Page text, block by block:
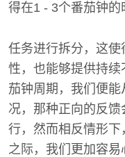
得在1 - 3个番茄钟的
任务进行拆分，这
性，也能够提供持
茄钟周期，我们便
况，那种正向的反
行，然而相反情形
之际，我们更加容易